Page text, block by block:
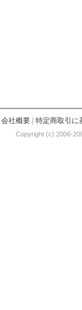
会社概要| 特定商取引に
Copyright (c) 2006-